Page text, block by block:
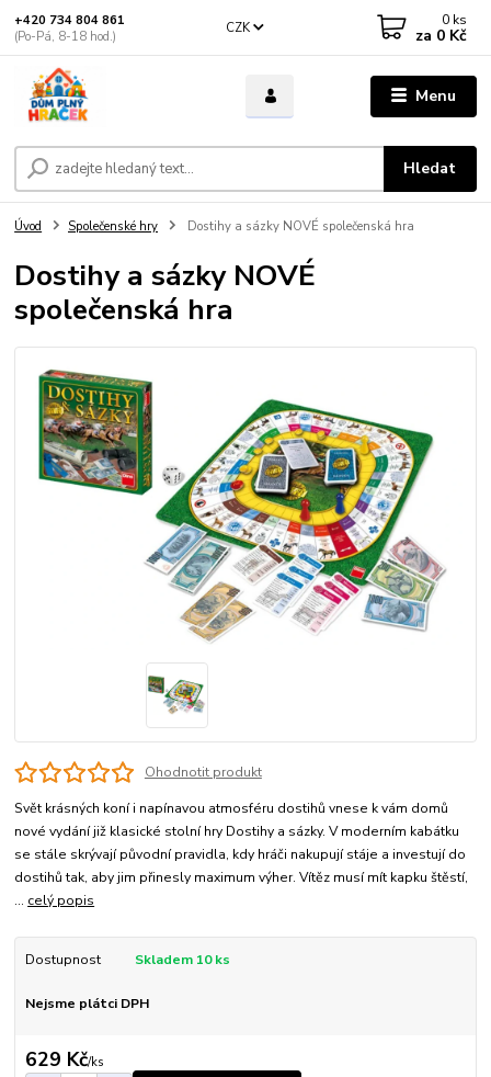
Menu
CZK
Hledat
+420 734 804 861
(Po-Pá, 8-18 hod.)
0 ks
za 0 Kč
Úvod Společenské hry Dostihy a sázky NOVÉ společenská hra
Dostihy a sázky NOVÉ
společenská hra
Ohodnotit produkt
Svět krásných koní i napínavou atmosféru dostihů vnese k vám domů
nové vydání již klasické stolní hry Dostihy a sázky. V moderním kabátku
se stále skrývají původní pravidla, kdy hráči nakupují stáje a investují do
dostihů tak, aby jim přinesly maximum výher. Vítěz musí mít kapku štěstí,
... celý popis
Dostupnost Skladem 10 ks
Nejsme plátci DPH
629 Kč/ks